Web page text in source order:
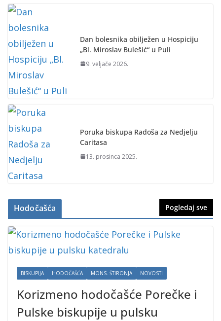
Dan bolesnika obilježen u Hospiciju
„Bl. Miroslav Bulešić“ u Puli
9. veljače 2026.
Poruka biskupa Radoša za Nedjelju
Caritasa
13. prosinca 2025.
Hodočašća Pogledaj sve
BISKUPIJA HODOČAŠĆA MONS. ŠTIRONJA NOVOSTI
Korizmeno hodočašće Porečke i
Pulske biskupije u pulsku